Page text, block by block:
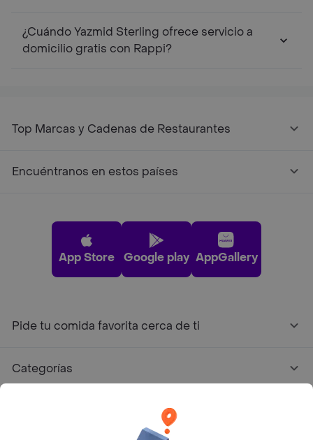
¿Cuándo Yazmid Sterling ofrece servicio a
domicilio gratis con Rappi?
Top Marcas y Cadenas de Restaurantes
Encuéntranos en estos países
App Store Google play AppGallery
Pide tu comida favorita cerca de ti
Categorías